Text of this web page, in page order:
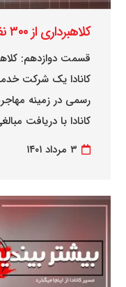
کلاهبرداری از ۳۰۰ نفر با جعل ویزای کانادا
کانادا یک شرکت
رسمی در زمینه
کانادا با دریافت
۳ مرداد ۱۴۰۱